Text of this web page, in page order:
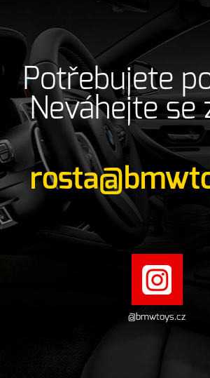
Potřebujete
Neváhejte se
@bmwtoys.cz